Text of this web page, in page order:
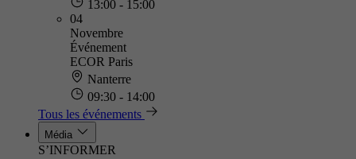
13:00 - 15:00
04
Novembre
Événement
ECOR Paris
Nanterre
09:30 - 14:00
Tous les événements
Média
S’INFORMER